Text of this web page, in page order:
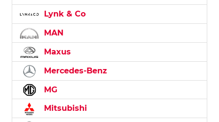
Lynk & Co
MAN
Maxus
Mercedes-Benz
MG
Mitsubishi